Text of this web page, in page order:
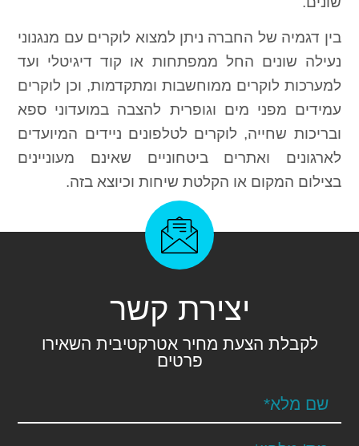
בין דגמיה של החברה ניתן למצוא לוקרים עם מנגנוני
נעילה שונים החל ממפתחות או קוד דיגיטלי ועד
למערכות לוקרים ממוחשבות ומתקדמות, וכן לוקרים
עמידים מפני מים וגופרית להצבה במועדוני ספא
ובריכות שחייה, לוקרים לטלפונים ניידים המיועדים
לארגונים ואתרים ביטחוניים שאינם מעוניינים
בצילום המקום או הקלטת שיחות וכיוצא בזה.
יצירת קשר
לקבלת הצעת מחיר אטרקטיבית השאירו
פרטים